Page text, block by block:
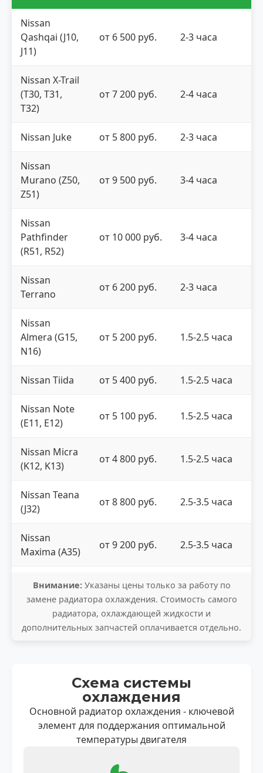
Nissan
Qashqai (J10,
J11)
от 6 500 руб. 2-3 часа
Nissan X-Trail
(T30, T31,
T32)
от 7 200 руб. 2-4 часа
Nissan Juke от 5 800 руб. 2-3 часа
Nissan
Murano (Z50,
Z51)
от 9 500 руб. 3-4 часа
Nissan
Pathfinder
(R51, R52)
от 10 000 руб. 3-4 часа
Nissan
Terrano
от 6 200 руб. 2-3 часа
Nissan
Almera (G15,
N16)
от 5 200 руб. 1.5-2.5 часа
Nissan Tiida от 5 400 руб. 1.5-2.5 часа
Nissan Note
(E11, E12)
от 5 100 руб. 1.5-2.5 часа
Nissan Micra
(K12, K13)
от 4 800 руб. 1.5-2.5 часа
Nissan Teana
(J32)
от 8 800 руб. 2.5-3.5 часа
Nissan
Maxima (A35)
от 9 200 руб. 2.5-3.5 часа
Внимание:Указаны цены только за работу по
замене радиатора охлаждения. Стоимость самого
радиатора, охлаждающей жидкости и
дополнительных запчастей оплачивается отдельно.
Схема системы
охлаждения
Основной радиатор охлаждения - ключевой
элемент для поддержания оптимальной
температуры двигателя